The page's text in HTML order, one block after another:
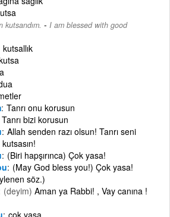
kutsandım. - I am blessed with good
kutsallık
Tanrı onu korusun
Tanrı bizi korusun
Allah senden razı olsun! Tanrı seni
(Biri hapşırınca) Çok yasa!
(May God bless you!) Çok yasa!
söz.)
(deyim) Aman ya Rabbi! , Vay canına !
çok yaşa